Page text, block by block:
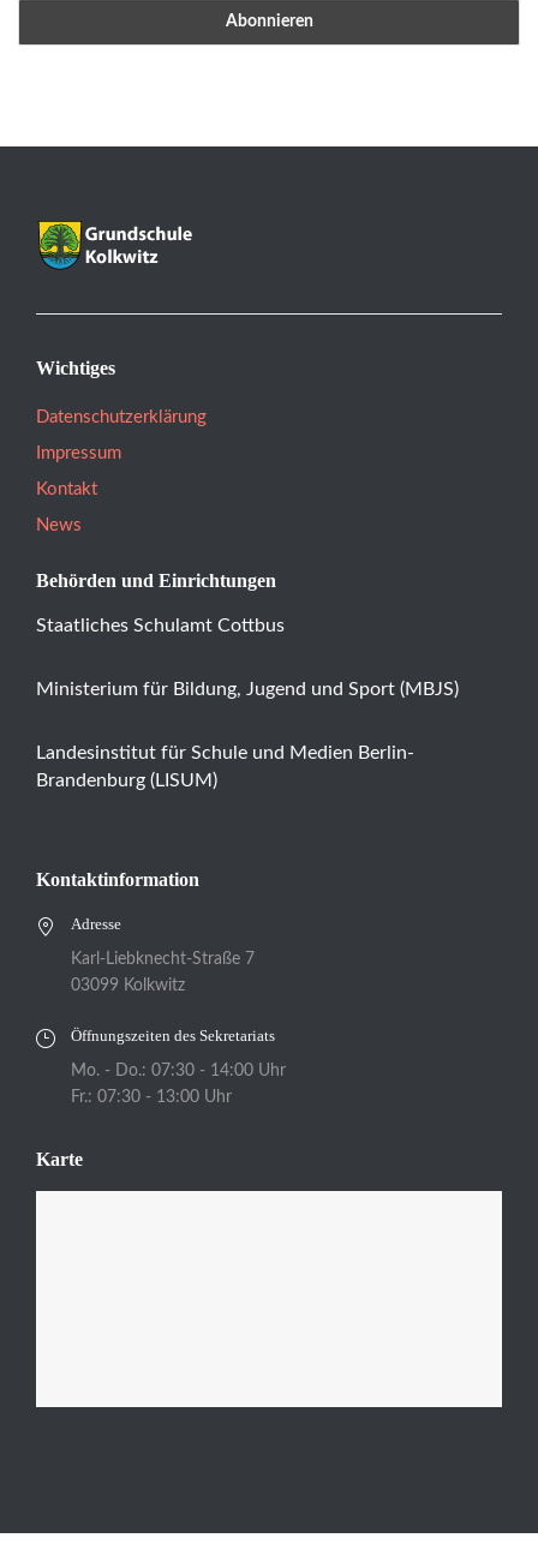
Wichtiges
Datenschutzerklärung
Impressum
Kontakt
News
Behörden und Einrichtungen
Staatliches Schulamt Cottbus
Ministerium für Bildung, Jugend und Sport (MBJS)
Landesinstitut für Schule und Medien Berlin-
Brandenburg (LISUM)
Kontaktinformation
Adresse
Karl-Liebknecht-Straße 7
03099 Kolkwitz
Öffnungszeiten des Sekretariats
Mo. - Do.: 07:30 - 14:00 Uhr
Fr.: 07:30 - 13:00 Uhr
Karte